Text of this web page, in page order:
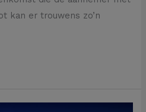
kan er trouwens zo’n